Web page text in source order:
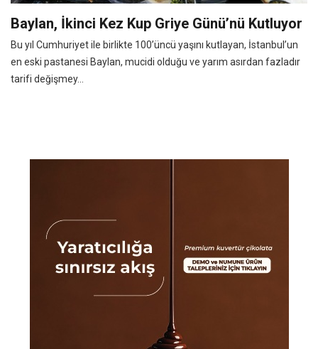
Baylan, İkinci Kez Kup Griye Günü’nü Kutluyor
Bu yıl Cumhuriyet ile birlikte 100’üncü yaşını kutlayan, İstanbul’un
en eski pastanesi Baylan, mucidi olduğu ve yarım asırdan fazladır
tarifi değişmey...